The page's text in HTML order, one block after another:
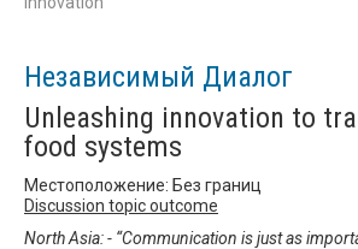
Независимый Диалог
Unleashing innovation to
food systems
Местоположение: Без границ
Discussion topic outcome
North Asia: - “Communication is just as